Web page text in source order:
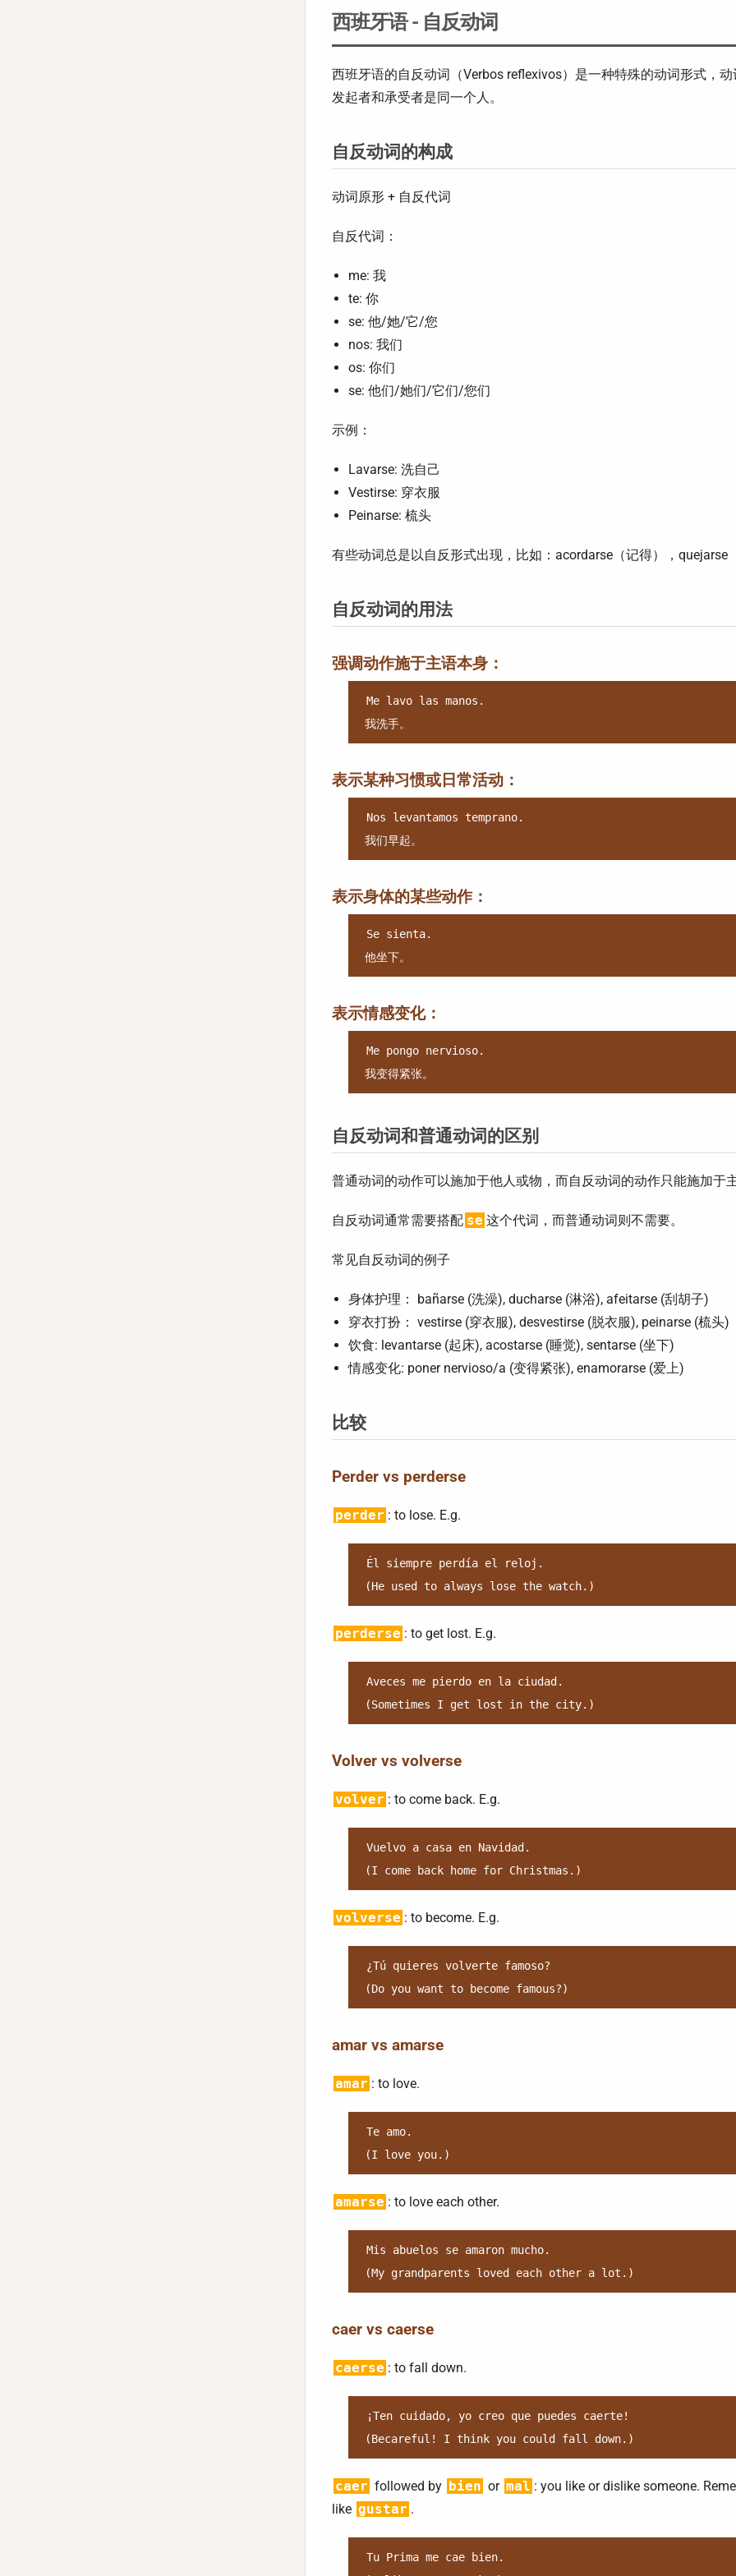
西班牙语 - 自反动词
西班牙语的自反动词（Verbos reflexivos）是一种特殊的动词形式，
发起者和承受者是同一个人。
自反动词的构成
动词原形 + 自反代词
自反代词：
me: 我
te: 你
se: 他/她/它/您
nos: 我们
os: 你们
se: 他们/她们/它们/您们
示例：
Lavarse: 洗自己
Vestirse: 穿衣服
Peinarse: 梳头
有些动词总是以自反形式出现，比如：acordarse（记得），quejarse
自反动词的用法
强调动作施于主语本身：
Me lavo las manos.
表示某种习惯或日常活动：
Nos levantamos temprano.
表示身体的某些动作：
Se sienta.
表示情感变化：
Me pongo nervioso.
自反动词和普通动词的区别
普通动词的动作可以施加于他人或物，而自反动词的动作只能施加于主
自反动词通常需要搭配 se 这个代词，而普通动词则不需要。
常见自反动词的例子
身体护理： bañarse (洗澡), ducharse (淋浴), afeitarse (刮胡子)
穿衣打扮： vestirse (穿衣服), desvestirse (脱衣服), peinarse (梳头)
饮食: levantarse (起床), acostarse (睡觉), sentarse (坐下)
情感变化: poner nervioso/a (变得紧张), enamorarse (爱上)
比较
Perder vs perderse
perder : to lose. E.g.
Él siempre perdía el reloj.
perderse : to get lost. E.g.
Aveces me pierdo en la ciudad.
Volver vs volverse
volver : to come back. E.g.
Vuelvo a casa en Navidad.
volverse : to become. E.g.
¿Tú quieres volverte famoso?
amar vs amarse
amar : to love.
Te amo.
amarse : to love each other.
Mis abuelos se amaron mucho.
caer vs caerse
caerse : to fall down.
¡Ten cuidado, yo creo que puedes caerte!
caer followed by bien or mal : you like or dislike someone.
like gustar .
Tu Prima me cae bien.